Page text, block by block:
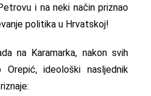
i na neki način priznao
politika u Hrvatskoj!
na Karamarka, nakon svih
Orepić, ideološki nasljednik